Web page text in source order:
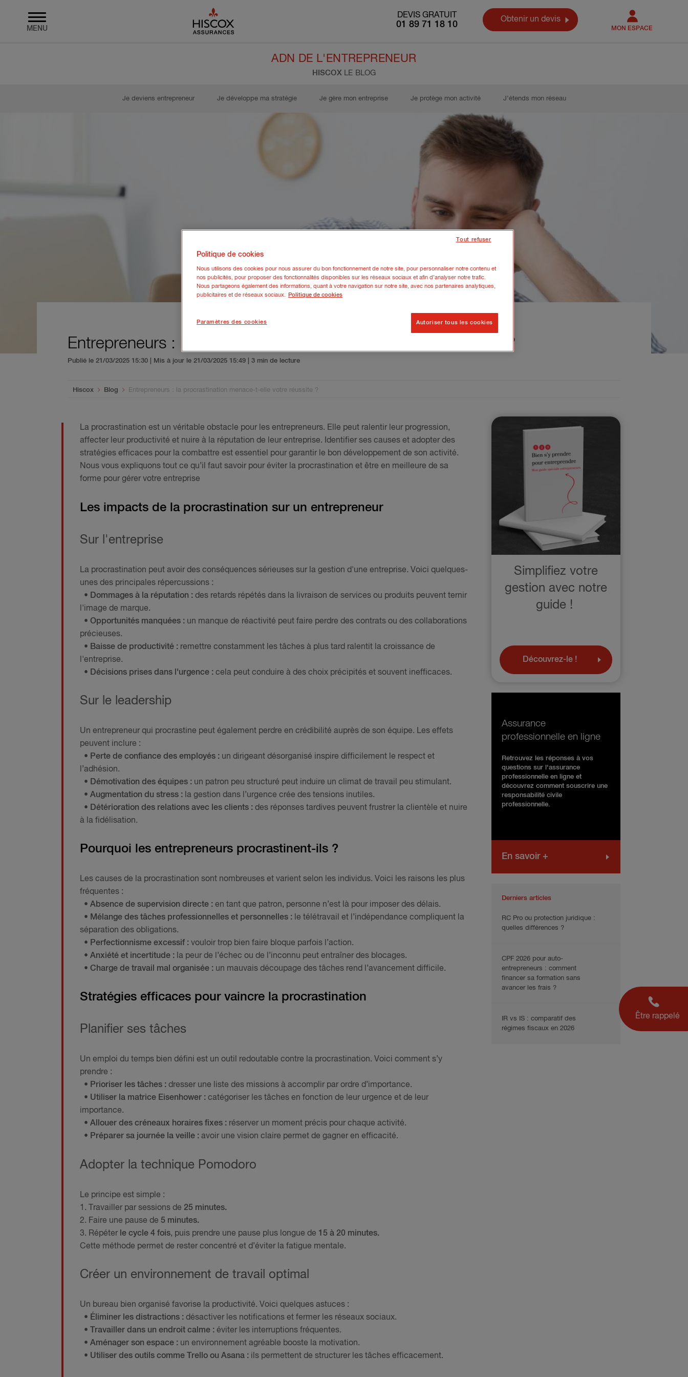
MENU
DEVIS GRATUIT
01 89 71 18 10
Obtenir un devis
Être rappelé
MON ESPACE
ADN DE L'ENTREPRENEUR
HISCOX LE BLOG
Je deviens entrepreneur Je développe ma stratégie Je gère mon entreprise Je protège mon activité J’étends mon réseau
Entrepreneurs : la procrastination menace-t-elle votre réussite ?
Publié le 21/03/2025 15:30 | Mis à jour le 21/03/2025 15:49 | 3 min de lecture
You are here:
Hiscox Blog Entrepreneurs : la procrastination menace-t-elle votre réussite ?
La procrastination est un véritable obstacle pour les entrepreneurs. Elle peut ralentir leur progression,
affecter leur productivité et nuire à la réputation de leur entreprise. Identifier ses causes et adopter des
stratégies efficaces pour la combattre est essentiel pour garantir le bon développement de son activité.
Nous vous expliquons tout ce qu’il faut savoir pour éviter la procrastination et être en meilleure de sa
forme pour gérer votre entreprise
Les impacts de la procrastination sur un entrepreneur
Sur l'entreprise
La procrastination peut avoir des conséquences sérieuses sur la gestion d'une entreprise. Voici quelques-
unes des principales répercussions :
• Dommages à la réputation : des retards répétés dans la livraison de services ou produits peuvent ternir
l'image de marque.
• Opportunités manquées : un manque de réactivité peut faire perdre des contrats ou des collaborations
précieuses.
• Baisse de productivité : remettre constamment les tâches à plus tard ralentit la croissance de
l'entreprise.
• Décisions prises dans l'urgence : cela peut conduire à des choix précipités et souvent inefficaces.
Sur le leadership
Un entrepreneur qui procrastine peut également perdre en crédibilité auprès de son équipe. Les effets
peuvent inclure :
• Perte de confiance des employés : un dirigeant désorganisé inspire difficilement le respect et
l’adhésion.
• Démotivation des équipes : un patron peu structuré peut induire un climat de travail peu stimulant.
• Augmentation du stress : la gestion dans l’urgence crée des tensions inutiles.
• Détérioration des relations avec les clients : des réponses tardives peuvent frustrer la clientèle et nuire
à la fidélisation.
Pourquoi les entrepreneurs procrastinent-ils ?
Les causes de la procrastination sont nombreuses et varient selon les individus. Voici les raisons les plus
fréquentes :
• Absence de supervision directe : en tant que patron, personne n’est là pour imposer des délais.
• Mélange des tâches professionnelles et personnelles : le télétravail et l’indépendance compliquent la
séparation des obligations.
• Perfectionnisme excessif : vouloir trop bien faire bloque parfois l’action.
• Anxiété et incertitude : la peur de l’échec ou de l’inconnu peut entraîner des blocages.
• Charge de travail mal organisée : un mauvais découpage des tâches rend l’avancement difficile.
Stratégies efficaces pour vaincre la procrastination
Planifier ses tâches
Un emploi du temps bien défini est un outil redoutable contre la procrastination. Voici comment s’y
prendre :
• Prioriser les tâches : dresser une liste des missions à accomplir par ordre d’importance.
• Utiliser la matrice Eisenhower : catégoriser les tâches en fonction de leur urgence et de leur
importance.
• Allouer des créneaux horaires fixes : réserver un moment précis pour chaque activité.
• Préparer sa journée la veille : avoir une vision claire permet de gagner en efficacité.
Adopter la technique Pomodoro
Le principe est simple :
1. Travailler par sessions de 25 minutes.
2. Faire une pause de 5 minutes.
3. Répéter le cycle 4 fois, puis prendre une pause plus longue de 15 à 20 minutes.
Cette méthode permet de rester concentré et d’éviter la fatigue mentale.
Créer un environnement de travail optimal
Un bureau bien organisé favorise la productivité. Voici quelques astuces :
• Éliminer les distractions : désactiver les notifications et fermer les réseaux sociaux.
• Travailler dans un endroit calme : éviter les interruptions fréquentes.
• Aménager son espace : un environnement agréable booste la motivation.
• Utiliser des outils comme Trello ou Asana : ils permettent de structurer les tâches efficacement.
Simplifiez votre
gestion avec notre
guide !
Découvrez-le !
Assurance
professionnelle en ligne
Retrouvez les réponses à vos
questions sur l'assurance
professionnelle en ligne et
découvrez comment souscrire une
responsabilité civile
professionnelle.
En savoir +
Derniers articles
RC Pro ou protection juridique :
quelles différences ?
CPF 2026 pour auto-
entrepreneurs : comment
financer sa formation sans
avancer les frais ?
IR vs IS : comparatif des
régimes fiscaux en 2026
Politique de cookies
Nous utilisons des cookies pour nous assurer du bon fonctionnement de notre site, pour personnaliser notre contenu et
nos publicités, pour proposer des fonctionnalités disponibles sur les réseaux sociaux et afin d’analyser notre trafic.
Nous partageons également des informations, quant à votre navigation sur notre site, avec nos partenaires analytiques,
publicitaires et de réseaux sociaux. Politique de cookies
Paramètres des cookies
Tout refuser
Autoriser tous les cookies